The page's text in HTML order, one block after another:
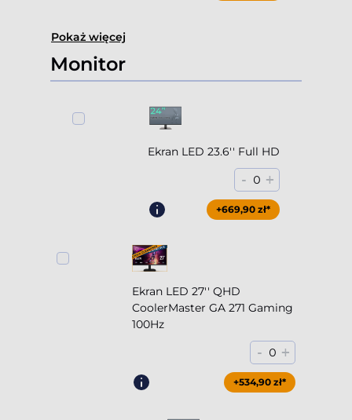
Pokaż więcej
Monitor
Ekran LED 23.6'' Full HD
- 0 +
+669,90 zł*
Ekran LED 27'' QHD
CoolerMaster GA 271 Gaming
100Hz
- 0 +
+854,90 zł*
+534,90 zł*